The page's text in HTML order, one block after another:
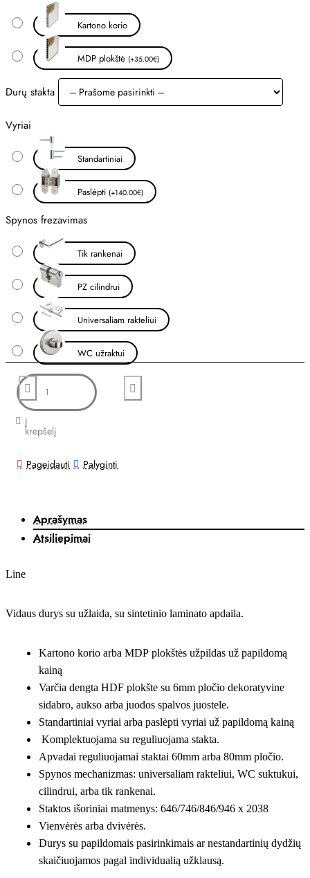
Kartono korio
MDP plokštė (+35.00€)
Durų stakta
Vyriai
Standartiniai
Paslėpti (+140.00€)
Spynos frezavimas
Tik rankenai
PZ cilindrui
Universaliam rakteliui
WC užraktui
Į
krepšelį
Pageidauti Palyginti
Aprašymas
Atsiliepimai
Line
Vidaus durys su užlaida, su sintetinio laminato apdaila.
Kartono korio arba MDP plokštės užpildas už papildomą
kainą
Varčia dengta HDF plokšte su 6mm pločio dekoratyvine
sidabro, aukso arba juodos spalvos juostele.
Standartiniai vyriai arba paslėpti vyriai už papildomą kainą
Komplektuojama su reguliuojama stakta.
Apvadai reguliuojamai staktai 60mm arba 80mm pločio.
Spynos mechanizmas: universaliam rakteliui, WC suktukui,
cilindrui, arba tik rankenai.
Staktos išoriniai matmenys: 646/746/846/946 x 2038
Vienvėrės arba dvivėrės.
Durys su papildomais pasirinkimais ar nestandartinių dydžių
skaičiuojamos pagal individualią užklausą.